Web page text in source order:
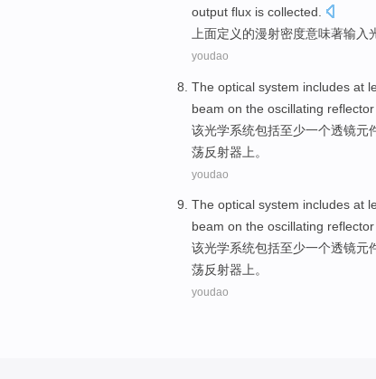
output flux is collected
上面定义的漫射密度意味著输入
youdao
The optical system includes at
beam on the oscillating reflector
该光学系统包括至少一个透镜元
荡反射器上。
youdao
The optical system includes at
beam on the oscillating reflector
该光学系统包括至少一个透镜元
荡反射器上。
youdao